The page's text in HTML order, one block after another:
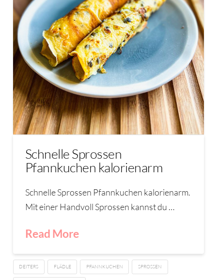
Schnelle Sprossen
Pfannkuchen kalorienarm
Schnelle Sprossen Pfannkuchen kalorienarm.
Mit einer Handvoll Sprossen kannst du …
Read More
DEITERS FLÄDLE PFANNKUCHEN SPROSSEN